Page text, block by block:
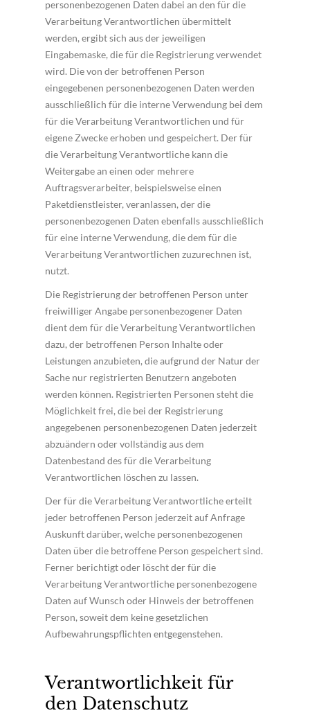
personenbezogenen Daten dabei an den für die
Verarbeitung Verantwortlichen übermittelt
werden, ergibt sich aus der jeweiligen
Eingabemaske, die für die Registrierung verwendet
wird. Die von der betroffenen Person
eingegebenen personenbezogenen Daten werden
ausschließlich für die interne Verwendung bei dem
für die Verarbeitung Verantwortlichen und für
eigene Zwecke erhoben und gespeichert. Der für
die Verarbeitung Verantwortliche kann die
Weitergabe an einen oder mehrere
Auftragsverarbeiter, beispielsweise einen
Paketdienstleister, veranlassen, der die
personenbezogenen Daten ebenfalls ausschließlich
für eine interne Verwendung, die dem für die
Verarbeitung Verantwortlichen zuzurechnen ist,
nutzt.
Die Registrierung der betroffenen Person unter
freiwilliger Angabe personenbezogener Daten
dient dem für die Verarbeitung Verantwortlichen
dazu, der betroffenen Person Inhalte oder
Leistungen anzubieten, die aufgrund der Natur der
Sache nur registrierten Benutzern angeboten
werden können. Registrierten Personen steht die
Möglichkeit frei, die bei der Registrierung
angegebenen personenbezogenen Daten jederzeit
abzuändern oder vollständig aus dem
Datenbestand des für die Verarbeitung
Verantwortlichen löschen zu lassen.
Der für die Verarbeitung Verantwortliche erteilt
jeder betroffenen Person jederzeit auf Anfrage
Auskunft darüber, welche personenbezogenen
Daten über die betroffene Person gespeichert sind.
Ferner berichtigt oder löscht der für die
Verarbeitung Verantwortliche personenbezogene
Daten auf Wunsch oder Hinweis der betroffenen
Person, soweit dem keine gesetzlichen
Aufbewahrungspflichten entgegenstehen.
Verantwortlichkeit für
den Datenschutz